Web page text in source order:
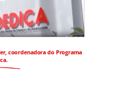
coordenadora do Programa